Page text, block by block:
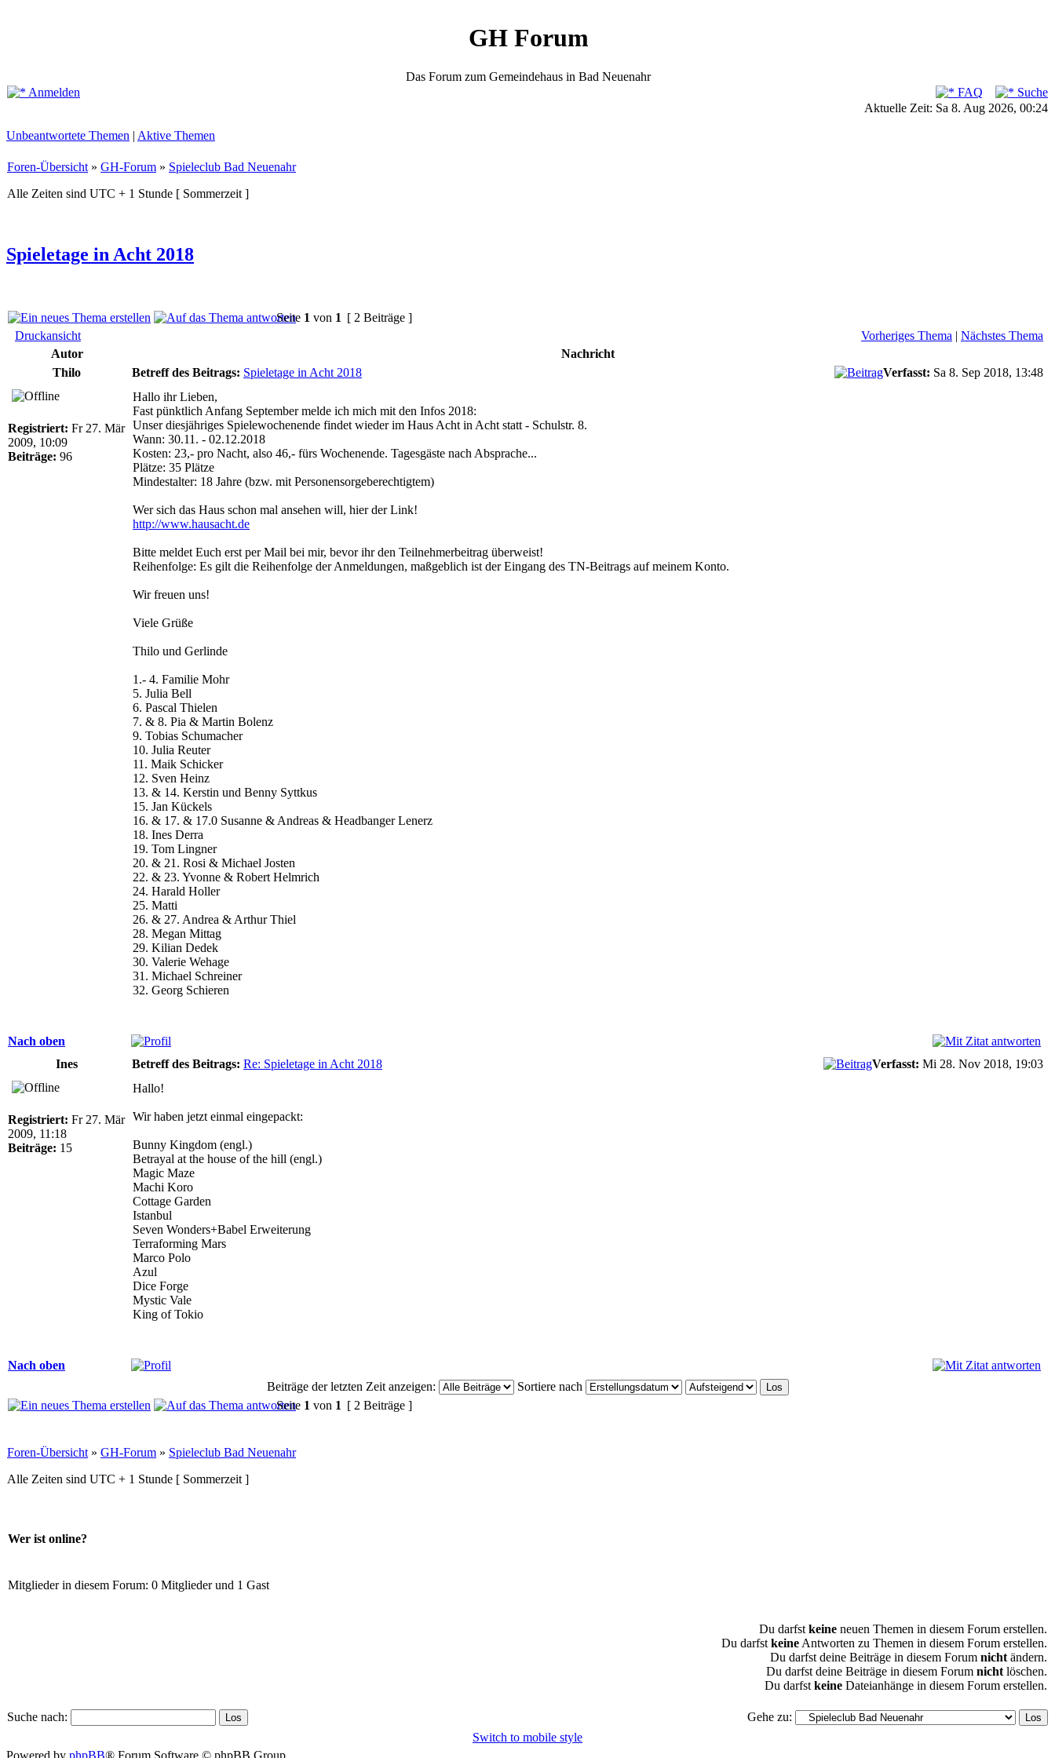
GH Forum
Das Forum zum Gemeindehaus in Bad Neuenahr
Anmelden
FAQ
Suche
Aktuelle Zeit: Sa 8. Aug 2026, 00:24
Unbeantwortete Themen | Aktive Themen
Foren-Übersicht » GH-Forum » Spieleclub Bad Neuenahr
Alle Zeiten sind UTC + 1 Stunde [ Sommerzeit ]
Spieletage in Acht 2018
Seite 1 von 1 [ 2 Beiträge ]
Druckansicht
Vorheriges Thema | Nächstes Thema
Autor
Nachricht
Thilo
Betreff des Beitrags: Spieletage in Acht 2018 Verfasst: Sa 8. Sep 2018, 13:48
Registriert: Fr 27. Mär
2009, 10:09
Beiträge: 96
Hallo ihr Lieben,
Fast pünktlich Anfang September melde ich mich mit den Infos 2018:
Unser diesjähriges Spielewochenende findet wieder im Haus Acht in Acht statt - Schulstr. 8.
Wann: 30.11. - 02.12.2018
Kosten: 23,- pro Nacht, also 46,- fürs Wochenende. Tagesgäste nach Absprache...
Plätze: 35 Plätze
Mindestalter: 18 Jahre (bzw. mit Personensorgeberechtigtem)
Wer sich das Haus schon mal ansehen will, hier der Link!
http://www.hausacht.de
Bitte meldet Euch erst per Mail bei mir, bevor ihr den Teilnehmerbeitrag überweist!
Reihenfolge: Es gilt die Reihenfolge der Anmeldungen, maßgeblich ist der Eingang des TN-Beitrags auf meinem Konto.
Wir freuen uns!
Viele Grüße
Thilo und Gerlinde
1.- 4. Familie Mohr
5. Julia Bell
6. Pascal Thielen
7. & 8. Pia & Martin Bolenz
9. Tobias Schumacher
10. Julia Reuter
11. Maik Schicker
12. Sven Heinz
13. & 14. Kerstin und Benny Syttkus
15. Jan Kückels
16. & 17. & 17.0 Susanne & Andreas & Headbanger Lenerz
18. Ines Derra
19. Tom Lingner
20. & 21. Rosi & Michael Josten
22. & 23. Yvonne & Robert Helmrich
24. Harald Holler
25. Matti
26. & 27. Andrea & Arthur Thiel
28. Megan Mittag
29. Kilian Dedek
30. Valerie Wehage
31. Michael Schreiner
32. Georg Schieren
Nach oben
Ines
Betreff des Beitrags: Re: Spieletage in Acht 2018 Verfasst: Mi 28. Nov 2018, 19:03
Registriert: Fr 27. Mär
2009, 11:18
Beiträge: 15
Hallo!
Wir haben jetzt einmal eingepackt:
Bunny Kingdom (engl.)
Betrayal at the house of the hill (engl.)
Magic Maze
Machi Koro
Cottage Garden
Istanbul
Seven Wonders+Babel Erweiterung
Terraforming Mars
Marco Polo
Azul
Dice Forge
Mystic Vale
King of Tokio
Nach oben
Beiträge der letzten Zeit anzeigen:
Sortiere nach
Seite 1 von 1 [ 2 Beiträge ]
Foren-Übersicht » GH-Forum » Spieleclub Bad Neuenahr
Alle Zeiten sind UTC + 1 Stunde [ Sommerzeit ]
Wer ist online?
Mitglieder in diesem Forum: 0 Mitglieder und 1 Gast
Du darfst keine neuen Themen in diesem Forum erstellen.
Du darfst keine Antworten zu Themen in diesem Forum erstellen.
Du darfst deine Beiträge in diesem Forum nicht ändern.
Du darfst deine Beiträge in diesem Forum nicht löschen.
Du darfst keine Dateianhänge in diesem Forum erstellen.
Suche nach:
Gehe zu:
Switch to mobile style
Powered by phpBB® Forum Software © phpBB Group